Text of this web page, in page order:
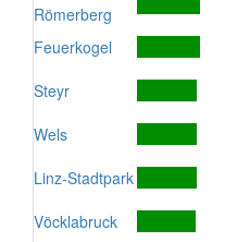
Römerberg
Feuerkogel
Steyr
Wels
Linz-Stadtpark
Vöcklabruck